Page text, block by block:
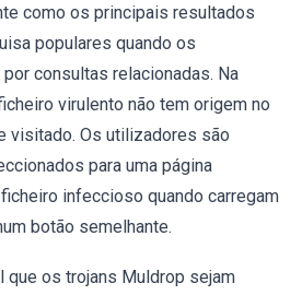
como os principais resultados
populares quando os
consultas relacionadas. Na
virulento não tem origem no
visitado. Os utilizadores são
para uma página
infeccioso quando carregam
botão semelhante.
que os trojans Muldrop sejam